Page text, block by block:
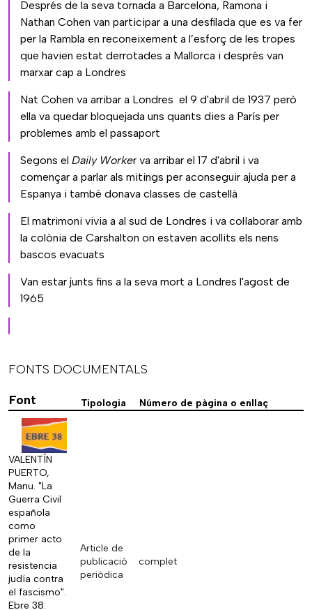
Després de la seva tornada a Barcelona, Ramona i
Nathan Cohen van participar a una desfilada que es va fer
per la Rambla en reconeixement a l’esforç de les tropes
que havien estat derrotades a Mallorca i després van
marxar cap a Londres
Nat Cohen va arribar a Londres el 9 d'abril de 1937 però
ella va quedar bloquejada uns quants dies a París per
problemes amb el passaport
Segons el Daily Worker va arribar el 17 d'abril i va
començar a parlar als mitings per aconseguir ajuda per a
Espanya i també donava classes de castellà
El matrimoni vivia a al sud de Londres i va col·laborar amb
la colònia de Carshalton on estaven acollits els nens
bascos evacuats
Van estar junts fins a la seva mort a Londres l'agost de
1965
FONTS DOCUMENTALS
Font
Tipologia Número de pàgina o enllaç
VALENTÍN
PUERTO,
Manu. "La
Guerra Civil
española
como
primer acto
de la
resistencia
judía contra
el fascismo".
Ebre 38:
Article de
publicació
periòdica
complet